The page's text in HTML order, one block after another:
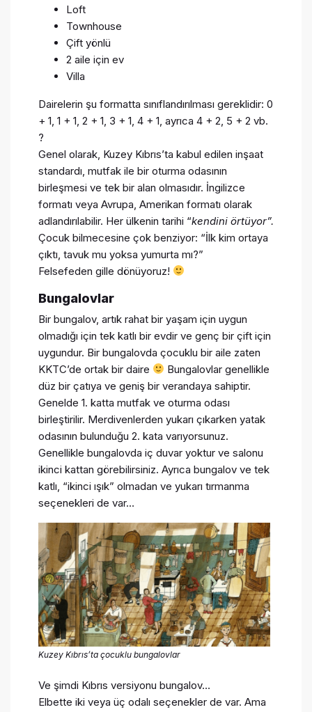
Loft
Townhouse
Çift yönlü
2 aile için ev
Villa
Dairelerin şu formatta sınıflandırılması gereklidir: 0
+ 1, 1 + 1, 2 + 1, 3 + 1, 4 + 1, ayrıca 4 + 2, 5 + 2 vb.
?
Genel olarak, Kuzey Kıbrıs’ta kabul edilen inşaat
standardı, mutfak ile bir oturma odasının
birleşmesi ve tek bir alan olmasıdır. İngilizce
formatı veya Avrupa, Amerikan formatı olarak
adlandırılabilir. Her ülkenin tarihi “kendini örtüyor”.
Çocuk bilmecesine çok benziyor: “İlk kim ortaya
çıktı, tavuk mu yoksa yumurta mı?”
Felsefeden gille dönüyoruz!
Bungalovlar
Bir bungalov, artık rahat bir yaşam için uygun
olmadığı için tek katlı bir evdir ve genç bir çift için
uygundur. Bir bungalovda çocuklu bir aile zaten
KKTC’de ortak bir daire
Bungalovlar genellikle
düz bir çatıya ve geniş bir verandaya sahiptir.
Genelde 1. katta mutfak ve oturma odası
birleştirilir. Merdivenlerden yukarı çıkarken yatak
odasının bulunduğu 2. kata varıyorsunuz.
Genellikle bungalovda iç duvar yoktur ve salonu
ikinci kattan görebilirsiniz. Ayrıca bungalov ve tek
katlı, “ikinci ışık” olmadan ve yukarı tırmanma
seçenekleri de var…
Kuzey Kıbrıs’ta çocuklu bungalovlar
Ve şimdi Kıbrıs versiyonu bungalov…
Elbette iki veya üç odalı seçenekler de var. Ama